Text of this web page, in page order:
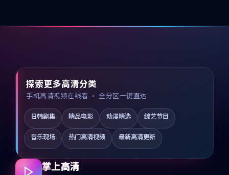
探索更多高清分类
手机高清视频在线看 · 全分区一键直达
日韩剧集 精品电影 动漫精选 综艺节目
音乐现场 热门高清视频 最新高清更新
掌上高清